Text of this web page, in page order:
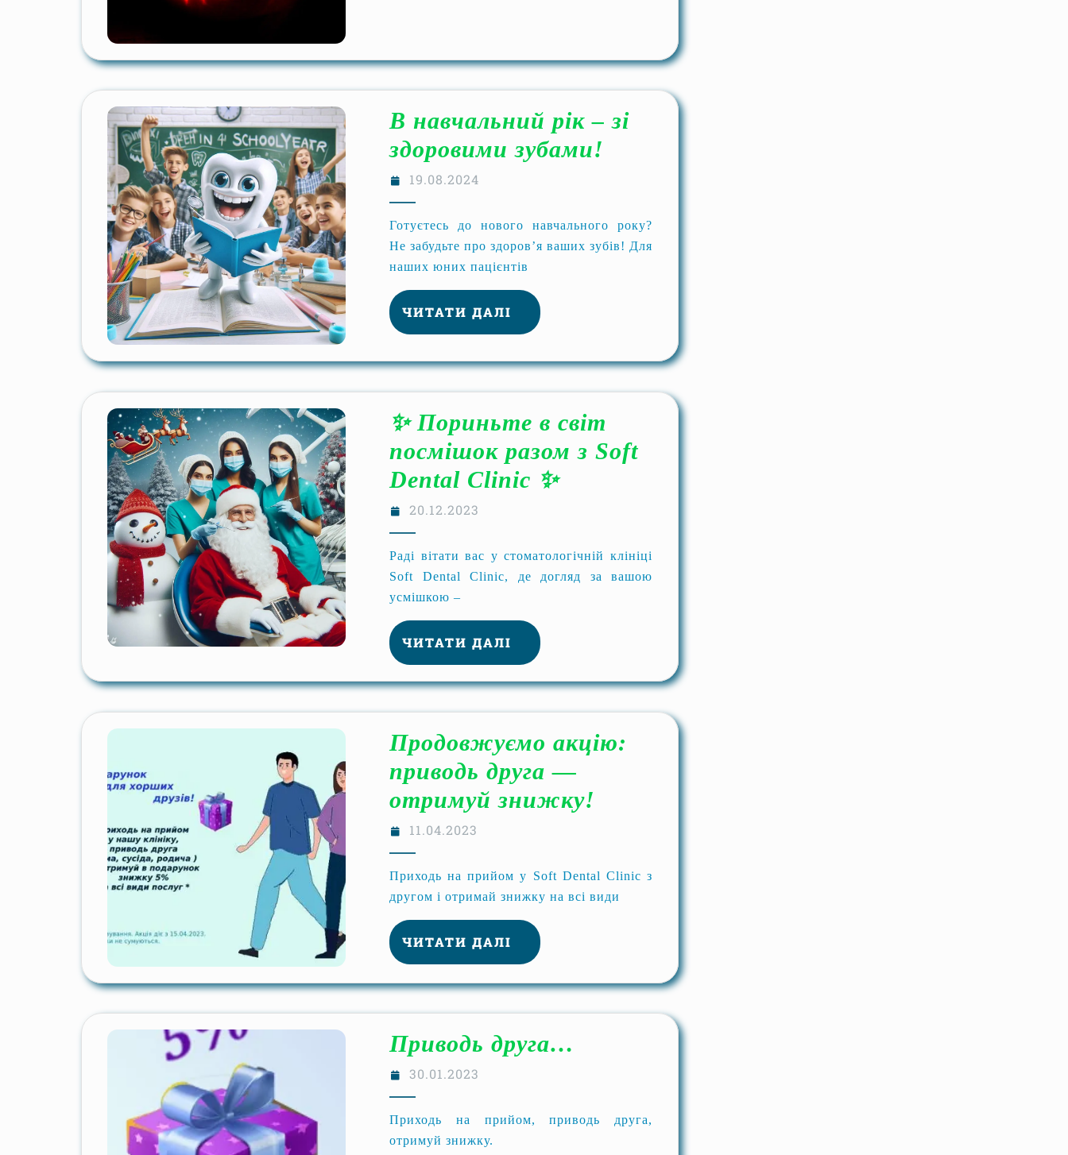
В навчальний рік – зі
здоровими зубами!
19.08.2024
Готуєтесь до нового навчального року?
Не забудьте про здоров’я ваших зубів! Для
наших юних пацієнтів
ЧИТАТИ ДАЛІ
✨ Пориньте в світ
посмішок разом з Soft
Dental Clinic ✨
20.12.2023
Раді вітати вас у стоматологічній клініці
Soft Dental Clinic, де догляд за вашою
усмішкою –
ЧИТАТИ ДАЛІ
Продовжуємо акцію:
приводь друга —
отримуй знижку!
11.04.2023
Приходь на прийом у Soft Dental Clinic з
другом і отримай знижку на всі види
ЧИТАТИ ДАЛІ
Приводь друга…
30.01.2023
Приходь на прийом, приводь друга,
отримуй знижку.